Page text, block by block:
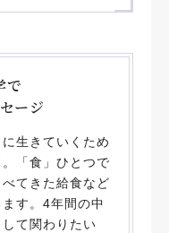
で
ージ
生きていくため
「食」ひとつで
てきた給食など
す。4年間の中
て関わりたい